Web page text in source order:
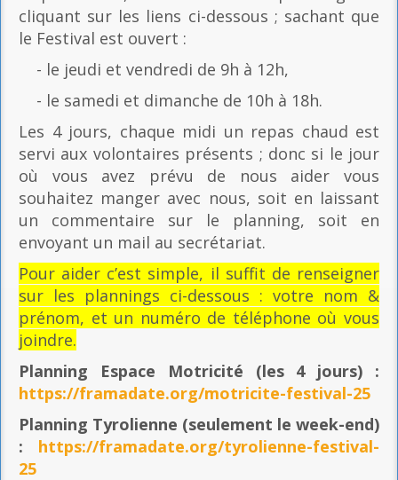
cliquant sur les liens ci-dessous ; sachant que
le Festival est ouvert :
- le jeudi et vendredi de 9h à 12h,
- le samedi et dimanche de 10h à 18h.
Les 4 jours, chaque midi un repas chaud est
servi aux volontaires présents ; donc si le jour
où vous avez prévu de nous aider vous
souhaitez manger avec nous, soit en laissant
un commentaire sur le planning, soit en
envoyant un mail au secrétariat.
Pour aider c’est simple, il suffit de renseigner
sur les plannings ci-dessous : votre nom &
prénom, et un numéro de téléphone où vous
joindre.
Planning Espace Motricité (les 4 jours) :
https://framadate.org/motricite-festival-25
Planning Tyrolienne (seulement le week-end)
: https://framadate.org/tyrolienne-festival-
25